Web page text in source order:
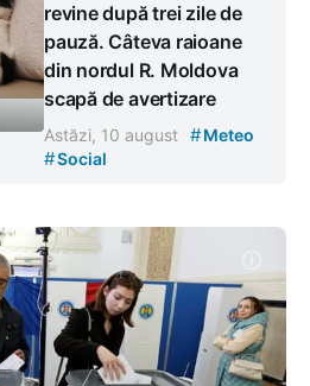
revine după trei zile de
pauză. Câteva raioane
din nordul R. Moldova
scapă de avertizare
Astăzi, 10 august #Meteo
#Social